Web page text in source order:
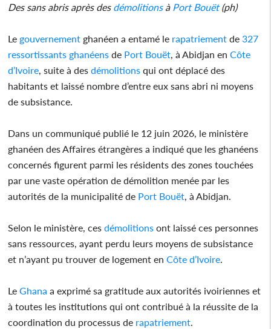
Des sans abris après desdémolitionsàPort Bouët(ph)
Le gouvernement ghanéen a entamé le rapatriement de 327
ressortissants ghanéens de Port Bouët , à Abidjan en Côte
d’Ivoire , suite à des démolitions qui ont déplacé des
habitants et laissé nombre d’entre eux sans abri ni moyens
de subsistance.
Dans un communiqué publié le 12 juin 2026, le ministère
ghanéen des Affaires étrangères a indiqué que les ghanéens
concernés figurent parmi les résidents des zones touchées
par une vaste opération de démolition menée par les
autorités de la municipalité de Port Bouët , à Abidjan.
Selon le ministère, ces démolitions ont laissé ces personnes
sans ressources, ayant perdu leurs moyens de subsistance
et n’ayant pu trouver de logement en Côte d’Ivoire
LeGhana a exprimé sa gratitude aux autorités ivoiriennes et
à toutes les institutions qui ont contribué à la réussite de la
coordination du processus de rapatriement